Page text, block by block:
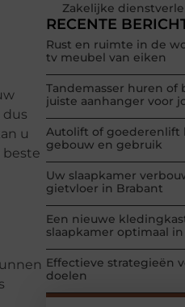
dus
u
beste
Zakelijke
RECENTE
Rust en ruimte in de
tv meubel van eiken
Tandemasser huren of
juiste aanhanger voor
Autolift of goederenlift
gebouw en gebruik
Uw slaapkamer
gietvloer in Brabant
Een nieuwe
slaapkamer optimaal in
Effectieve strategieën
doelen